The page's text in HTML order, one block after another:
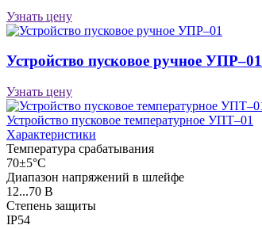
Узнать цену
Устройство пусковое ручное УПР–01
Узнать цену
Устройство пусковое температурное УПТ–01
Характеристики
Температура срабатывания
70±5°С
Диапазон напряжений в шлейфе
12...70 В
Степень защиты
IP54